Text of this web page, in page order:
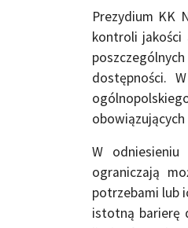
Prezydium KK
kontroli jakości
dostępności.
W
ograniczają
potrzebami lub
istotną barierę